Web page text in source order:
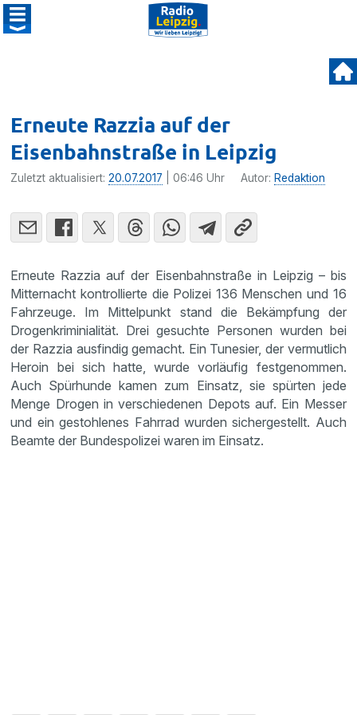
Erneute Razzia auf der
Eisenbahnstraße in Leipzig
Zuletzt aktualisiert:20.07.2017 | 06:46 Uhr Autor: Redaktion
Erneute Razzia auf der Eisen­bahn­straße in Leipzig – bis
Mitter­nacht kontrol­lierte die Polizei 136 Menschen und 16
Fahrzeuge. Im Mittel­punkt stand die Bekämp­fung der
Drogen­kri­mi­nia­lität. Drei gesuchte Personen wurden bei
der Razzia ausfindig gemacht. Ein Tunesier, der vermut­lich
Heroin bei sich hatte, wurde vorläufig festge­nommen.
Auch Spürhunde kamen zum Einsatz, sie spürten jede
Menge Drogen in verschie­denen Depots auf. Ein Messer
und ein gestoh­lenes Fahrrad wurden sicher­ge­stellt. Auch
Beamte der Bundes­po­lizei waren im Einsatz.